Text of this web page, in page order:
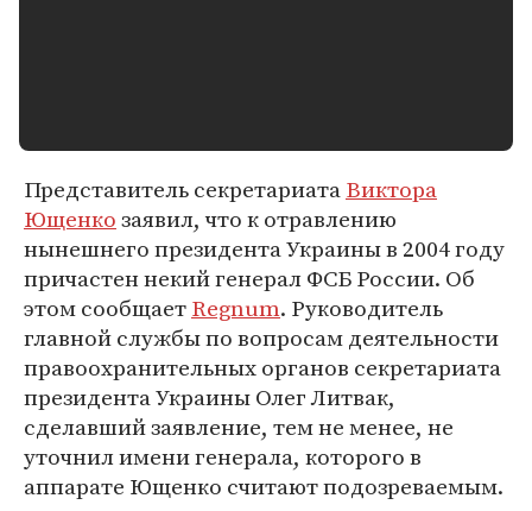
Представитель секретариатаВиктора
Ющенкозаявил, что к отравлению
нынешнего президента Украины в 2004 году
причастен некий генерал ФСБ России. Об
этом сообщаетRegnum. Руководитель
главной службы по вопросам деятельности
правоохранительных органов секретариата
президента Украины Олег Литвак,
сделавший заявление, тем не менее, не
уточнил имени генерала, которого в
аппарате Ющенко считают подозреваемым.